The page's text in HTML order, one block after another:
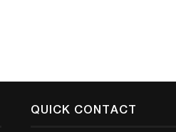
QUICK CONTACT